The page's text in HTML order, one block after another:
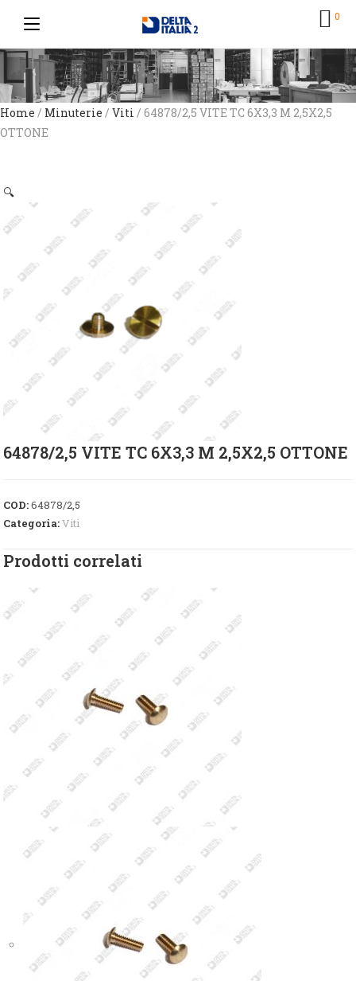
0
Home / Minuterie / Viti / 64878/2,5 VITE TC 6X3,3 M 2,5X2,5
OTTONE
🔍
64878/2,5 VITE TC 6X3,3 M 2,5X2,5 OTTONE
COD:64878/2,5
Categoria:Viti
Prodotti correlati